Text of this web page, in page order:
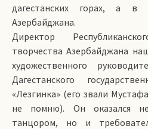
дагестанских горах, а в
Азербайджана.
Директор
творчества Азербайджана
художественного
Дагестанского
«Лезгинка» (его звали
не помню). Он оказался
танцором, но и